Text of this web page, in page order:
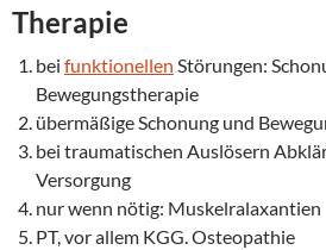
Therapie
bei funktionellen Störungen:
Bewegungstherapie
übermäßige Schonung und
bei traumatischen Auslösern
Versorgung
nur wenn nötig: Muskelralaxantien
PT, vor allem KGG. Osteopathie